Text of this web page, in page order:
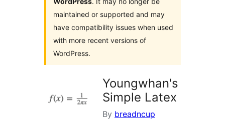
maintained or supported and may
have compatibility issues when used
with more recent versions of
WordPress.
Youngwhan's
Simple Latex
By breadncup